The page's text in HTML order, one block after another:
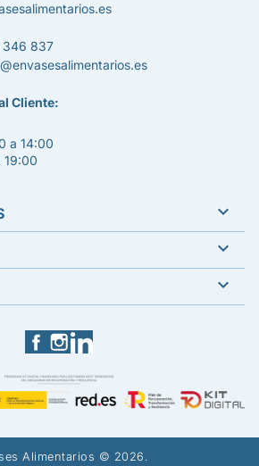
Facebook
346 837
Cliente:
a 14:00
19:00



Alimentarios © 2026.